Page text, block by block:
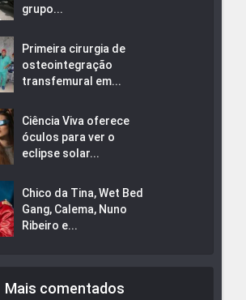
grupo...
Primeira cirurgia de
osteointegração
transfemural em...
Ciência Viva oferece
óculos para ver o
eclipse solar...
Chico da Tina, Wet Bed
Gang, Calema, Nuno
Ribeiro e...
Mais comentados